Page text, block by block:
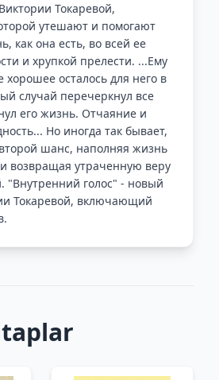
Токаревой,
утешают и помогают
как она есть, во всей ее
и хрупкой прелести. ...Ему
хорошее осталось для него в
случай перечеркнул все
его жизнь. Отчаяние и
Но иногда так бывает,
шанс, наполняя жизнь
возвращая утраченную веру
"Внутренний голос" - новый
Токаревой, включающий